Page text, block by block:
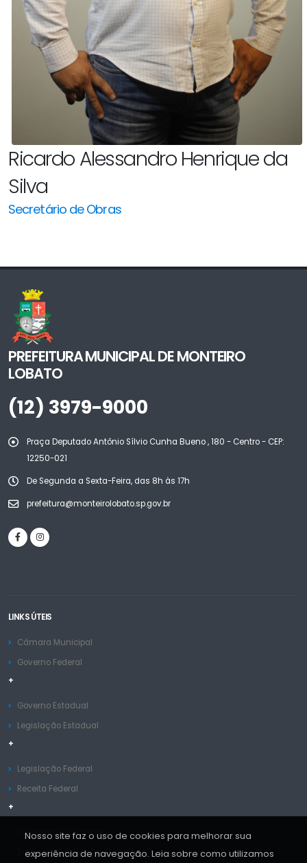
Ricardo Alessandro Henrique da
Silva
Secretário de Obras
PREFEITURA MUNICIPAL DE MONTEIRO
LOBATO
(12) 3979-9000
Praça Deputado Antônio Sílvio Cunha Bueno , 180 - Centro - CEP:
12250-021
De Segunda a Sexta-Feira, das 8h às 17h
prefeitura@monteirolobato.sp.gov.br
LINKS ÚTEIS
Câmara Municipal
Governo Federal
+
Governo Estadual
Legislação Estadual
+
Legislação Federal
Receita Federal
+
Secretaria da Fazenda
Tribunal de Contas do Estado
Nosso site faz o uso de cookies para melhorar sua
experiência de navegação. Leia sobre como utilizamos